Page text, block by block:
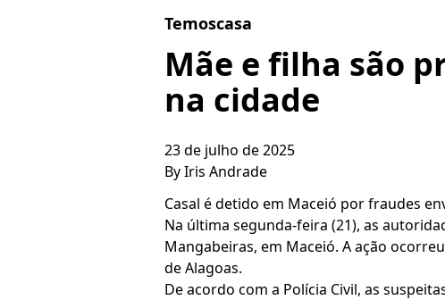
Temoscasa
Mãe e filha são
na cidade
23 de julho de 2025
ByIris Andrade
Casal é detido em Maceió por fraudes
Na última segunda-feira (21), as
Mangabeiras, em Maceió. A ação
de Alagoas.
De acordo com a Polícia Civil, as